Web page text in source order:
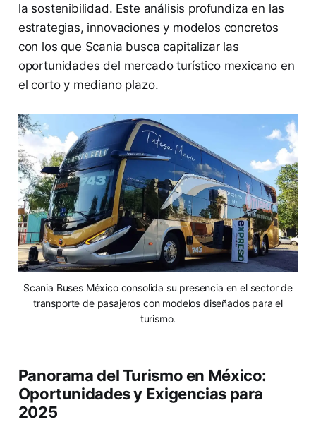
la sostenibilidad. Este análisis profundiza en las
estrategias, innovaciones y modelos concretos
con los que Scania busca capitalizar las
oportunidades del mercado turístico mexicano en
el corto y mediano plazo.
Scania Buses México consolida su presencia en el sector de
transporte de pasajeros con modelos diseñados para el
turismo.
Panorama del Turismo en México:
Oportunidades y Exigencias para
2025